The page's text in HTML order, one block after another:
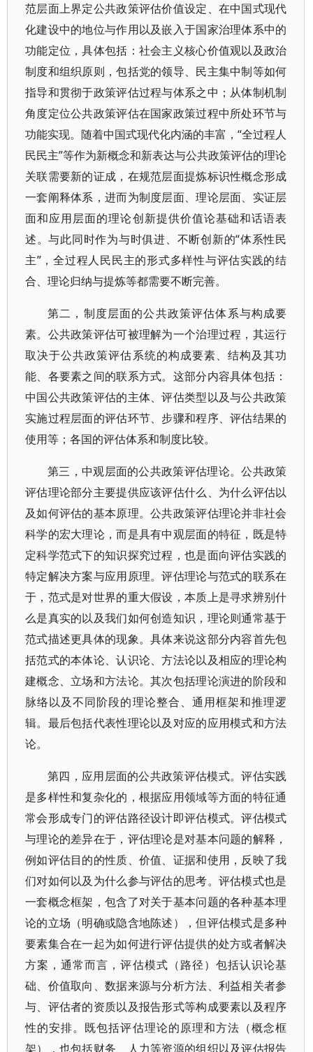
范层面上界定公共政策评估价值设定、在中国式现代
化建设中的地位与作用以及嵌入于国家治理体系中的
功能定位，具体包括：社会主义核心价值观以及政治
制度和组织原则，包括党的领导、民主集中制等如何
指导和贯彻于政策评估过程与体系之中；从体制机制
角度定位公共政策评估在国家政策过程中所处环节与
功能实现。随着中国式现代化内涵的丰富，“全过程人
民民主”等作为新概念和新表达与公共政策评估的理论
关联需要新的证成，在规范层面提炼标识性概念形成
一套阐释体系，进而为制度层面、理论层面、实证层
面和应用层面的理论创新提供价值论基础和话语表
述。与此同时作为与时俱进、不断创新的“体系性民
主”，全过程人民民主的形式多样性与评估实践的结
合、理论归纳与提炼等都需要不断完善。
第二，制度层面的公共政策评估体系与构成要
素。公共政策评估可被理解为一个治理过程，其运行
取决于公共政策评估系统的构成要素、结构及其功
能、各要素之间的联系方式。这部分内容具体包括：
中国公共政策评估的主体、评估类型以及与公共政策
实施过程层面的评估环节、步骤和程序、评估结果的
使用等；各国的评估体系和制度比较。
第三，中观层面的公共政策评估理论。公共政策
评估理论部分主要提供应该评估什么、为什么评估以
及如何评估的基本原理。公共政策评估理论并非社会
科学的宏大理论，而是具有中观层面的特征，既是特
定科学范式下的知识探究过程，也是面向评估实践的
特定解决方案与应用原理。评估理论与范式的联系在
于，范式是对世界的重大假设，本质上是寻求辨别什
么是真实的以及我们如何创造知识，理论则通常基于
范式描述更具体的现象。具体来说这部分内容首先包
括范式的本体论、认识论、方法论以及相应的理论构
建概念、立场和方法论。其次包括理论演进的阶段和
脉络以及不同阶段的理论整合、通用框架和推理逻
辑。最后包括代表性理论以及对应的应用模式和方法
论。
第四，应用层面的公共政策评估模式。评估实践
是多样性和复杂化的，根据应用领域等方面的特征通
常会形成专门的评估路径设计即评估模式。评估模式
与理论的差异在于，评估理论是对基本问题的解释，
例如评估目的的性质、价值、证据和使用，反映了我
们对如何以及为什么参与评估的思考。评估模式也是
一套概念框架，包含了对关于基本问题的各种基本理
论的立场（明确或隐含地陈述），但评估模式是多种
要素集合在一起为如何进行评估提供的处方或者解决
方案，通常而言，评估模式（路径）包括认识论基
础、价值取向、数据来源与分析方法、利益相关者参
与、评估者的资质以及报告形式等构成要素以及程序
性的安排。既包括评估理论的原理和方法（概念框
架），也包括财务、人力等资源的组织以及评估报告